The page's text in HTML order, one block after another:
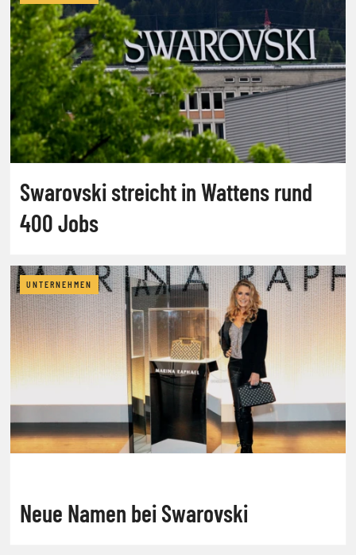
Swarovski streicht in Wattens rund
400 Jobs
UNTERNEHMEN
Neue Namen bei Swarovski